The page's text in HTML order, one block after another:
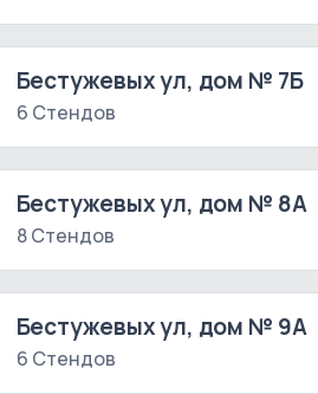
Бестужевых ул, дом № 7Б
6 Стендов
Бестужевых ул, дом № 8А
8 Стендов
Бестужевых ул, дом № 9А
6 Стендов